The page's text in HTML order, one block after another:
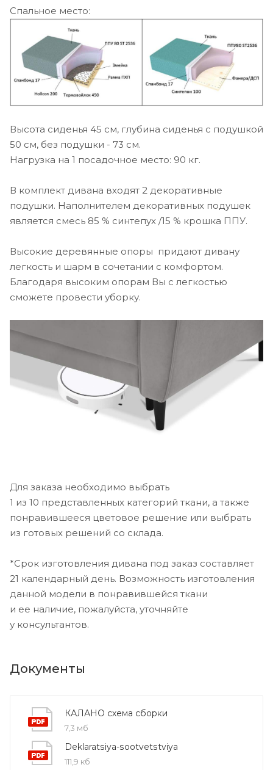
Спальное место:
Высота сиденья 45 см, глубина сиденья с подушкой
50 см, без подушки - 73 см.
Нагрузка на 1 посадочное место: 90 кг.
В комплект дивана входят 2 декоративные
подушки. Наполнителем декоративных подушек
является смесь 85 % синтепух /15 % крошка ППУ.
Высокие деревянные опоры придают дивану
легкость и шарм в сочетании с комфортом.
Благодаря высоким опорам Вы с легкостью
сможете провести уборку.
Для заказа необходимо выбрать
1 из 10 представленных категорий ткани, а также
понравившееся цветовое решение или выбрать
из готовых решений со склада.
*Срок изготовления дивана под заказ составляет
21 календарный день. Возможность изготовления
данной модели в понравившейся ткани
и ее наличие, пожалуйста, уточняйте
у консультантов.
Документы
КАЛАНО схема сборки
7,3 мб
Deklaratsiya-sootvetstviya
111,9 кб